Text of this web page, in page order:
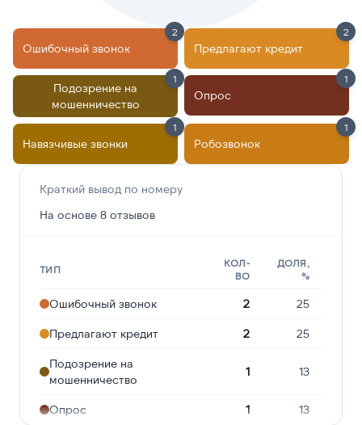
Ошибочный звонок
2
Предлагают кредит
2
Подозрение на
мошенничество
1
Опрос
1
Навязчивые звонки
1
Робозвонок
1
Краткий вывод по номеру
На основе 8 отзывов
ТИП
КОЛ-
ВО
ДОЛЯ,
%
Ошибочный звонок 2 25
Предлагают кредит 2 25
Подозрение на
мошенничество
1 13
Опрос 1 13